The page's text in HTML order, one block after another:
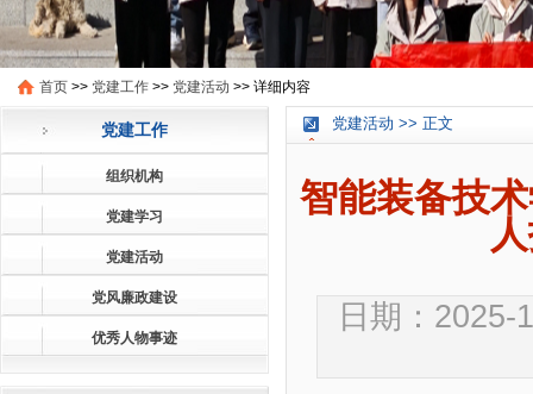
首页 >> 党建工作 >> 党建活动 >> 详细内容
党建工作
组织机构
党建学习
党建活动
党风廉政建设
优秀人物事迹
党建活动 >> 正文
智能装备技
日期：